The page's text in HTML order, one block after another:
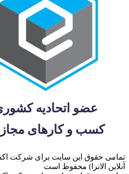
تمامی حقوق این سایت برای شرکت
آنلاین الانزا) محفوظ است